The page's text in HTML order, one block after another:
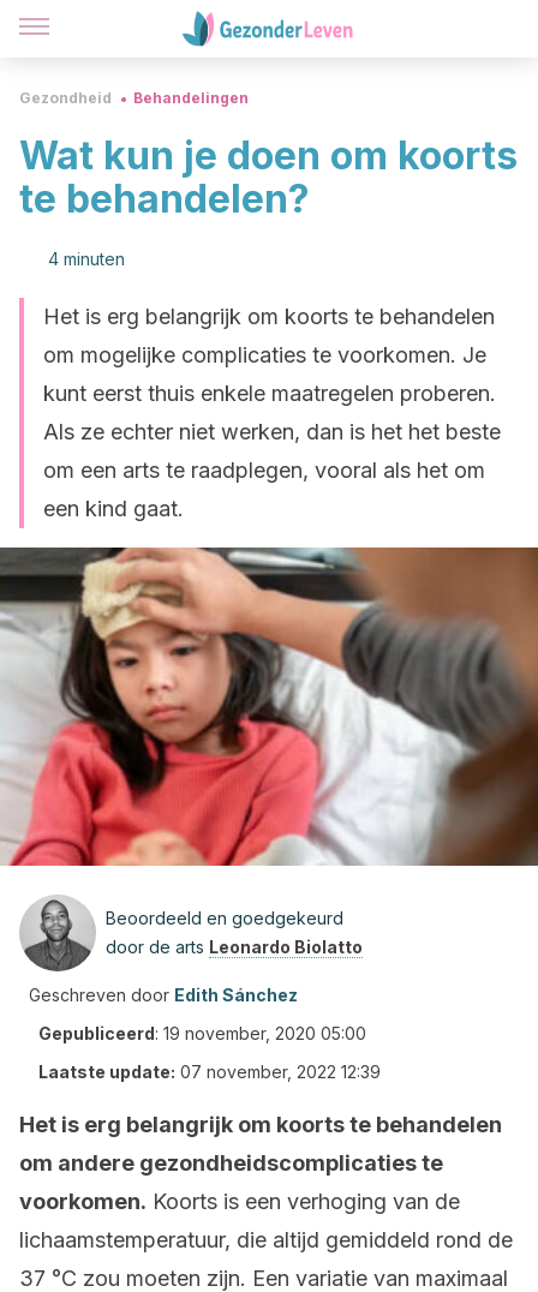
Gezondheid Behandelingen
Wat kun je doen om koorts
te behandelen?
4 minuten
Het is erg belangrijk om koorts te behandelen
om mogelijke complicaties te voorkomen. Je
kunt eerst thuis enkele maatregelen proberen.
Als ze echter niet werken, dan is het het beste
om een arts te raadplegen, vooral als het om
een kind gaat.
Beoordeeld en goedgekeurd
door de arts Leonardo Biolatto
Geschreven door Edith Sánchez
Gepubliceerd: 19 november, 2020 05:00
Laatste update: 07 november, 2022 12:39
Het is erg belangrijk om koorts te behandelen
om andere gezondheidscomplicaties te
voorkomen. Koorts is een verhoging van de
lichaamstemperatuur, die altijd gemiddeld rond de
37 °C zou moeten zijn. Een variatie van maximaal